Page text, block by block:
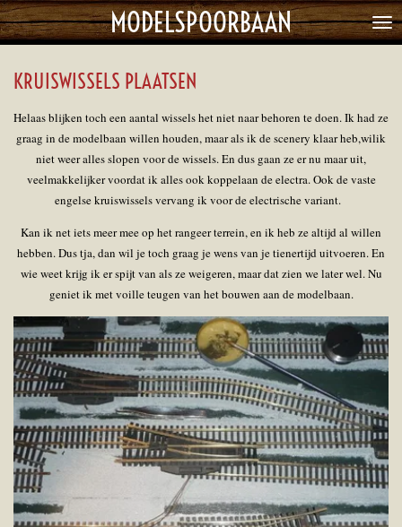
Ga
direct
de
MODELSPOORBAAN
KRUISWISSELS PLAATSEN
Helaas blijken toch een aantal wissels het niet naar behoren te doen. Ik had ze
graag in de modelbaan willen houden, maar als ik de scenery klaar heb,wilik
niet weer alles slopen voor de wissels. En dus gaan ze er nu maar uit,
veelmakkelijker voordat ik alles ook koppelaan de electra. Ook de vaste
engelse kruiswissels vervang ik voor de electrische variant.
Kan ik net iets meer mee op het rangeer terrein, en ik heb ze altijd al willen
hebben. Dus tja, dan wil je toch graag je wens van je tienertijd uitvoeren. En
wie weet krijg ik er spijt van als ze weigeren, maar dat zien we later wel. Nu
geniet ik met voille teugen van het bouwen aan de modelbaan.